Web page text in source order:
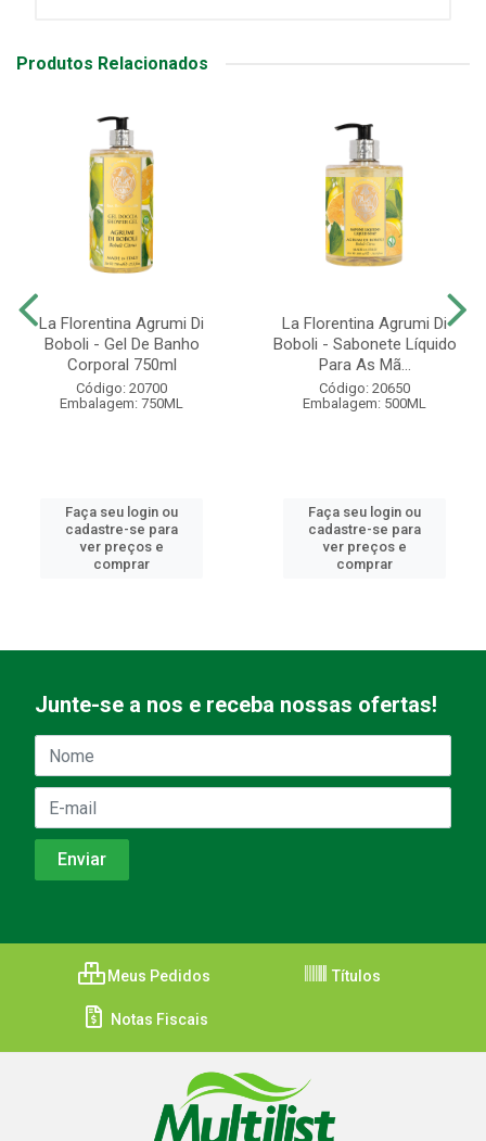
Produtos Relacionados
La Florentina Agrumi Di
Boboli - Gel De Banho
Corporal 750ml
Código: 20700
Embalagem: 750ML
Faça seu login ou
cadastre-se para
ver preços e
comprar
La Florentina Agrumi Di
Boboli - Sabonete Líquido
Para As Mã...
Código: 20650
Embalagem: 500ML
Faça seu login ou
cadastre-se para
ver preços e
comprar
Junte-se a nos e receba nossas ofertas!
Meus Pedidos Títulos
Notas Fiscais